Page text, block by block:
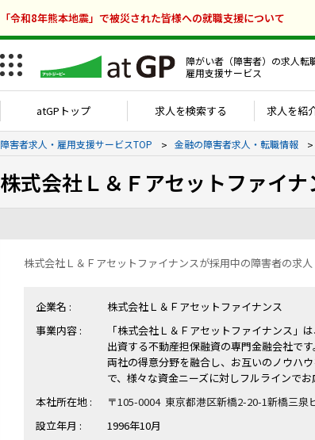
「令和8年熊本地震」で被災された皆様への就職支援について
障がい者（障害者）の求人転
雇用支援サービス
atGPトップ 求人を検索する 求人を紹
障害者求人・雇用支援サービスTOP 金融の障害者求人・転職情報
株式会社Ｌ＆Ｆアセットファイ
株式会社Ｌ＆Ｆアセットファイナンスが採用中の障害者の求人
企業名 :
株式会社Ｌ＆Ｆアセットファイナンス
事業内容 :
「株式会社Ｌ＆Ｆアセットファイナンス」
出資する不動産担保融資の専門金融会社です。
両社の得意分野を融合し、お互いのノウハ
で、様々な資金ニーズに対しフルラインで
本社所在地 :
〒105-0004 東京都港区新橋2-20-1新橋三泉
設立年月 :
1996年10月